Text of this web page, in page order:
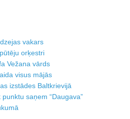
vakars
orķestri
Vežana vārds
visus mājās
izstādes Baltkrievijā
saņem “Daugava”